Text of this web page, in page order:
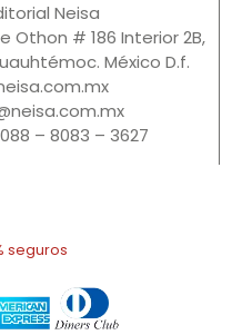
Neisa
Othon # 186 Interior 2B,
México D.f.
– 8083 – 3627
seguros